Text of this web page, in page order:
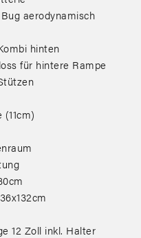
aerodynamisch
hinten
für hintere Rampe
12 Zoll inkl. Halter